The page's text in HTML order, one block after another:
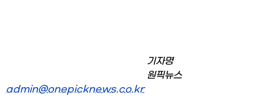
기자명
				원픽뉴스
admin@onepicknews.co.kr